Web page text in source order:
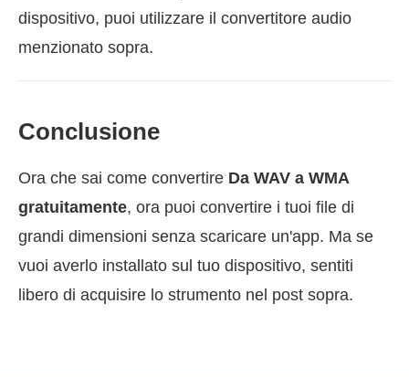
dispositivo, puoi utilizzare il convertitore audio
menzionato sopra.
Conclusione
Ora che sai come convertire Da WAV a WMA
gratuitamente, ora puoi convertire i tuoi file di
grandi dimensioni senza scaricare un'app. Ma se
vuoi averlo installato sul tuo dispositivo, sentiti
libero di acquisire lo strumento nel post sopra.